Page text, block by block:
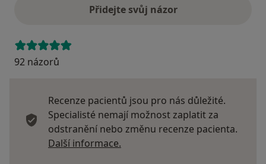
Přidejte svůj názor
92 názorů
Recenze pacientů jsou pro nás důležité.
Specialisté nemají možnost zaplatit za
odstranění nebo změnu recenze pacienta.
Další informace.